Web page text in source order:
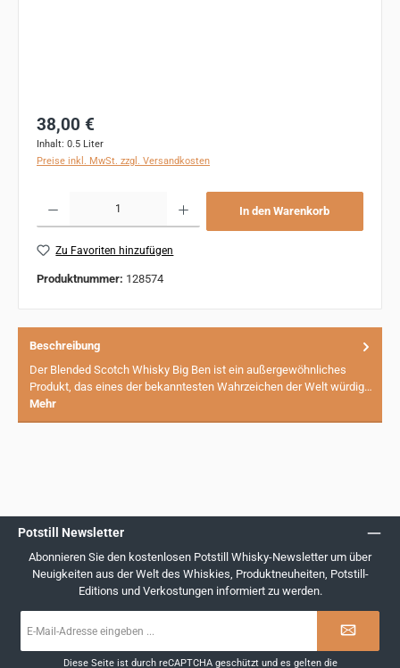
Regulärer Preis:
38,00 €
Inhalt: 0.5 Liter
Preise inkl. MwSt. zzgl. Versandkosten
In den Warenkorb
Zu Favoriten hinzufügen
Produktnummer: 128574
Beschreibung
Der Blended Scotch Whisky Big Ben ist ein außergewöhnliches
Produkt, das eines der bekanntesten Wahrzeichen der Welt würdig…
Mehr
Potstill Newsletter
Abonnieren Sie den kostenlosen Potstill Whisky-Newsletter um über
Neuigkeiten aus der Welt des Whiskies, Produktneuheiten, Potstill-
Editions und Verkostungen informiert zu werden.
Mail-
Diese Seite ist durch reCAPTCHA geschützt und es gelten die